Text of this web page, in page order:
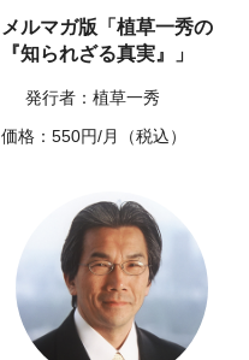
メルマガ版「植草一秀の
『知られざる真実』」
発行者：植草一秀
価格：550円/月（税込）